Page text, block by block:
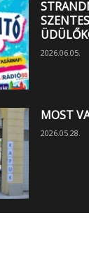
2026.06.05.
MOST
2026.05.28.